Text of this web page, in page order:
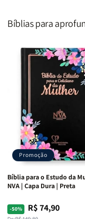
o
Coração
Deus
Ribeiro
o
Deus
|
Bíblias para
Promoção
Bíblia para o Estudo da
NVA | Capa Dura | Preta
-50%
Preço
PreçoR$ 74,90